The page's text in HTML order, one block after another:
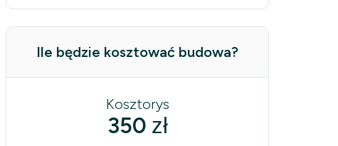
Ile będzie kosztować budowa?
Kosztorys
350 zł